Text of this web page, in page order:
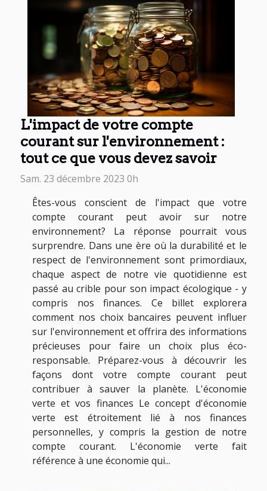
L'impact de votre compte
courant sur l'environnement :
tout ce que vous devez savoir
Sam. 23 décembre 2023 0h
Êtes-vous conscient de l'impact que votre
compte courant peut avoir sur notre
environnement? La réponse pourrait vous
surprendre. Dans une ère où la durabilité et le
respect de l'environnement sont primordiaux,
chaque aspect de notre vie quotidienne est
passé au crible pour son impact écologique - y
compris nos finances. Ce billet explorera
comment nos choix bancaires peuvent influer
sur l'environnement et offrira des informations
précieuses pour faire un choix plus éco-
responsable. Préparez-vous à découvrir les
façons dont votre compte courant peut
contribuer à sauver la planète. L'économie
verte et vos finances Le concept d'économie
verte est étroitement lié à nos finances
personnelles, y compris la gestion de notre
compte courant. L'économie verte fait
référence à une économie qui...